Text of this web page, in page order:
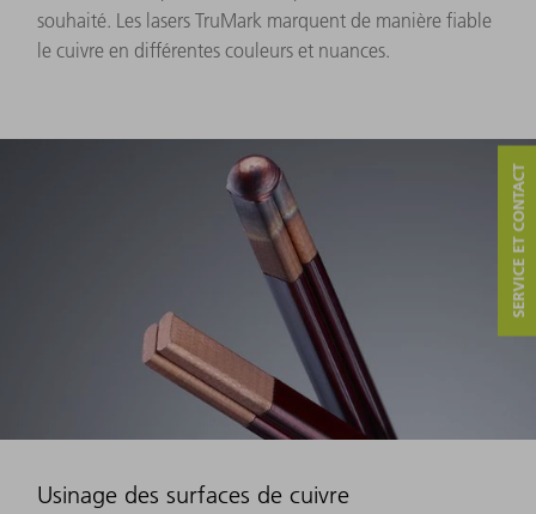
souhaité. Les lasers TruMark marquent de manière fiable
le cuivre en différentes couleurs et nuances.
Usinage des surfaces de cuivre
SERVICE ET CONTACT